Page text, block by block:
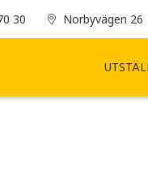
30 Norbyvägen 26